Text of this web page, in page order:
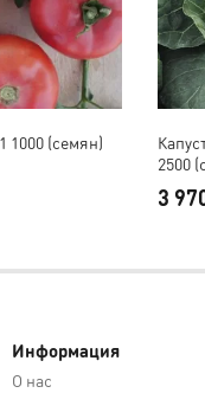
1000 (семян)
2500
3
Информация
О нас